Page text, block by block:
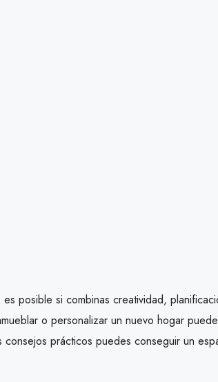
posible si combinas creatividad,
o personalizar un nuevo hogar puede
prácticos puedes conseguir un